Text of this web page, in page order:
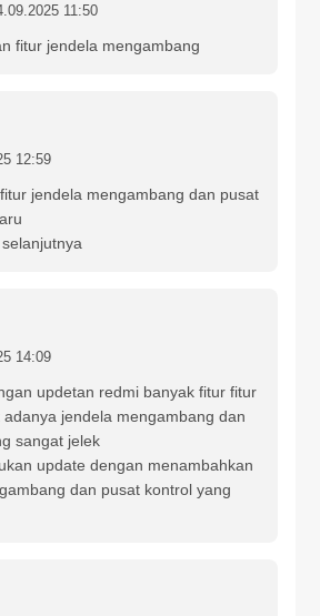
11:50
fitur jendela mengambang
12:59
jendela mengambang dan pusat
14:09
updetan redmi banyak fitur fitur
jendela mengambang dan
sangat jelek
update dengan menambahkan
dan pusat kontrol yang